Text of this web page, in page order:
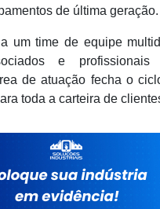
de última geração.
um time de equipe
e
de atuação fecha o
toda a carteira de